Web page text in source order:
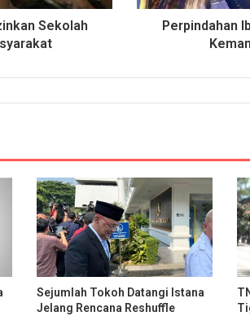
Sekolah
Perpindahan
Sejumlah Tokoh Datangi Istana
Jelang Rencana Reshuffle